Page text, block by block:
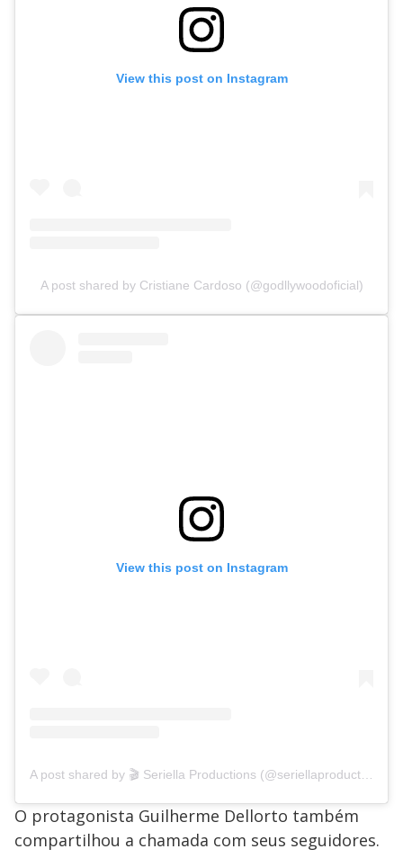
View this post on Instagram
A post shared by Cristiane Cardoso (@godllywoodoficial)
View this post on Instagram
A post shared by 🎬 Seriella Productions (@seriellaproductions)
O protagonista Guilherme Dellorto também
compartilhou a chamada com seus seguidores.